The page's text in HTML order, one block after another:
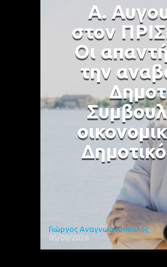
Α.
στον
Οι
την
Γιώργος Αναγνωστόπουλος
05/08/2026